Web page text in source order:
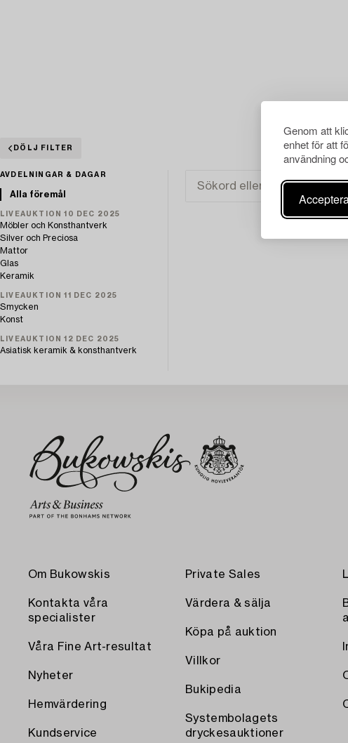
Genom att
enhet för att
användning
DÖLJ FILTER
AVDELNINGAR & DAGAR
Alla föremål
LIVEAUKTION 10 DEC 2025
Möbler och Konsthantverk
Silver och Preciosa
Mattor
Glas
Keramik
LIVEAUKTION 11 DEC 2025
Smycken
Konst
LIVEAUKTION 12 DEC 2025
Asiatisk keramik & konsthantverk
Om Bukowskis
Kontakta våra
specialister
Våra Fine Art-resultat
Nyheter
Hemvärdering
Kundservice
Private Sales
Värdera & sälja
Köpa på auktion
Villkor
Bukipedia
Systembolagets
dryckesauktioner